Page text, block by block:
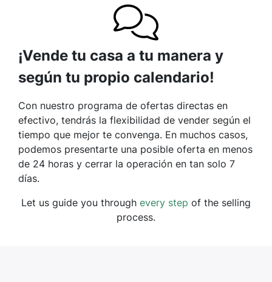
¡Vende tu casa a tu manera y
según tu propio calendario!
Con nuestro programa de ofertas directas en
efectivo, tendrás la flexibilidad de vender según el
tiempo que mejor te convenga. En muchos casos,
podemos presentarte una posible oferta en menos
de 24 horas y cerrar la operación en tan solo 7
días.
Let us guide you through every step of the selling
process.